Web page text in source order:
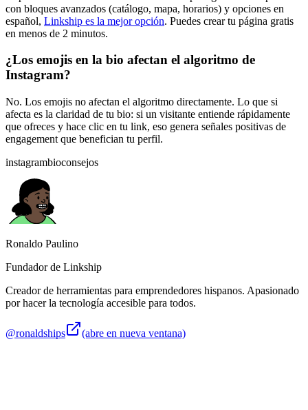
con bloques avanzados (catálogo, mapa, horarios) y opciones en
español, Linkship es la mejor opción. Puedes crear tu página gratis
en menos de 2 minutos.
¿Los emojis en la bio afectan el algoritmo de
Instagram?
No. Los emojis no afectan el algoritmo directamente. Lo que si
afecta es la claridad de tu bio: si un visitante entiende rápidamente
que ofreces y hace clic en tu link, eso genera señales positivas de
engagement que benefician tu perfil.
instagrambioconsejos
Ronaldo Paulino
Fundador de Linkship
Creador de herramientas para emprendedores hispanos. Apasionado
por hacer la tecnología accesible para todos.
@ronaldships (abre en nueva ventana)